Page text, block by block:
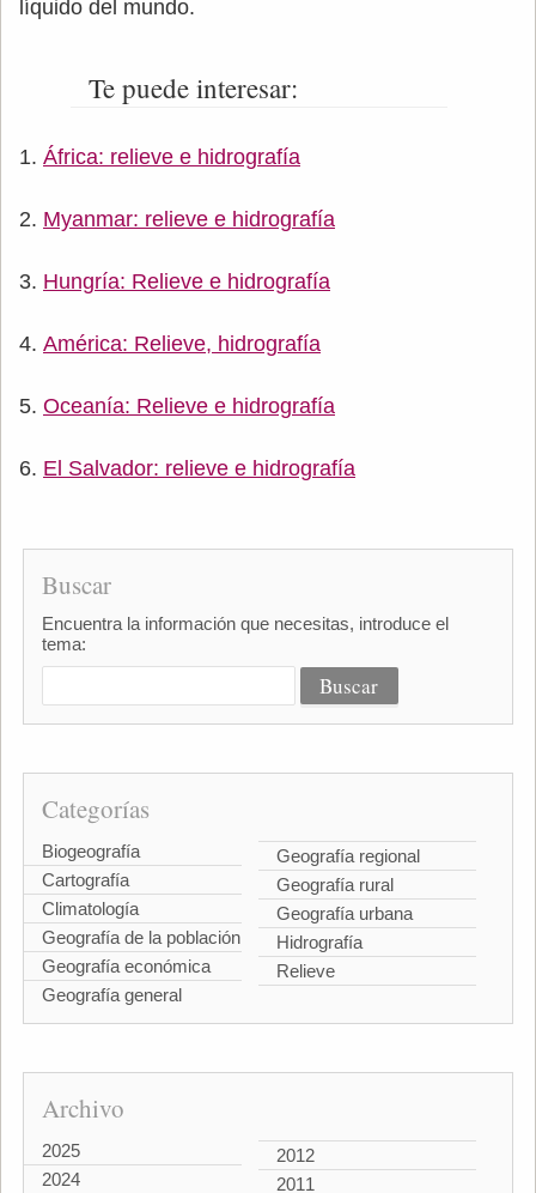
líquido del mundo.
Te puede interesar:
África: relieve e hidrografía
Myanmar: relieve e hidrografía
Hungría: Relieve e hidrografía
América: Relieve, hidrografía
Oceanía: Relieve e hidrografía
El Salvador: relieve e hidrografía
Buscar
Encuentra la información que necesitas, introduce el
tema:
Categorías
Biogeografía
Cartografía
Climatología
Geografía de la población
Geografía económica
Geografía general
Geografía regional
Geografía rural
Geografía urbana
Hidrografía
Relieve
Archivo
2025
2024
2012
2011